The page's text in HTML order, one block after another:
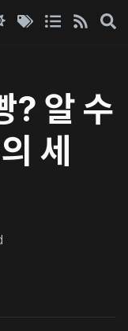
? 알 수
세